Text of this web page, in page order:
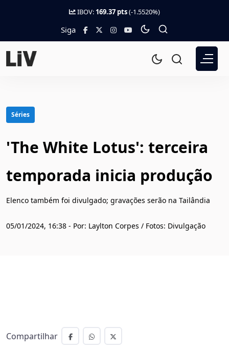
IBOV: 169.37 pts(-1.5520%)
Siga
Séries
'The White Lotus': terceira
temporada inicia produção
Elenco também foi divulgado; gravações serão na Tailândia
05/01/2024, 16:38 - Por: Laylton Corpes / Fotos: Divulgação
Compartilhar